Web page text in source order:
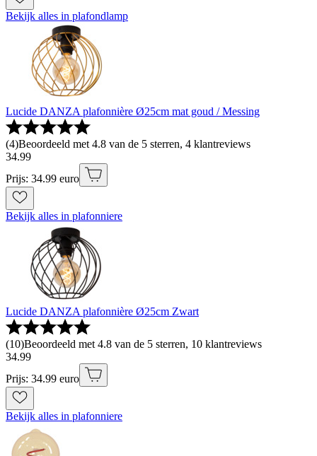
Bekijk alles in plafondlamp
Lucide DANZA plafonnière Ø25cm mat goud / Messing
(4)Beoordeeld met 4.8 van de 5 sterren, 4 klantreviews
34.99
Prijs: 34.99 euro
Bekijk alles in plafonniere
Lucide DANZA plafonnière Ø25cm Zwart
(10)Beoordeeld met 4.8 van de 5 sterren, 10 klantreviews
34.99
Prijs: 34.99 euro
Bekijk alles in plafonniere